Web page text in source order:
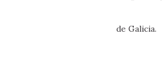
de Galicia.